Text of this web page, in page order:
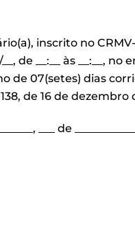
inscrito no
de __:__ às __:__, no
de 07(setes) dias
de 16 de dezembro
___ de